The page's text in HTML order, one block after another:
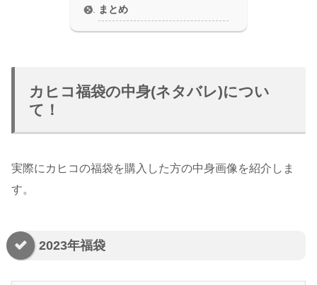
まとめ
カヒコ福袋の中身(ネタバレ)につい
て！
実際にカヒコの福袋を購入した方の中身画像を紹介しま
す。
2023年福袋